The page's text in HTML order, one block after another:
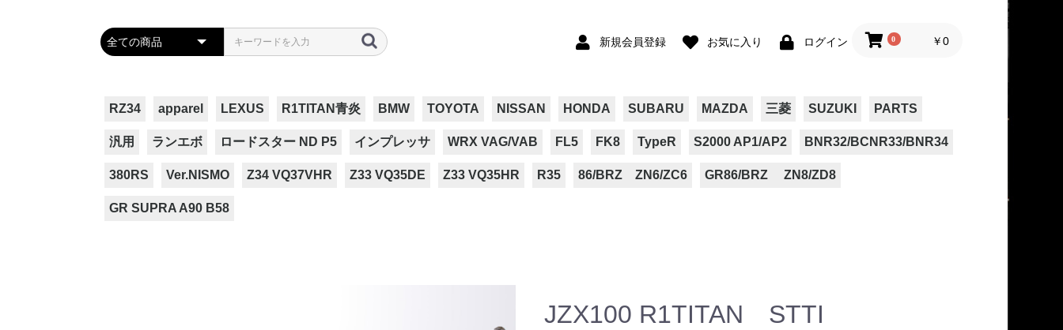
新規会員登録 お気に入り ログイン 0 ￥0
RZ34 apparel LEXUS R1TITAN青炎 BMW TOYOTA NISSAN HONDA SUBARU MAZDA 三菱 SUZUKI PARTS
汎用 ランエボ ロードスター ND P5 インプレッサ WRX VAG/VAB FL5 FK8 TypeR S2000 AP1/AP2 BNR32/BCNR33/BNR34
380RS Ver.NISMO Z34 VQ37VHR Z33 VQ35DE Z33 VQ35HR R35 86/BRZ ZN6/ZC6 GR86/BRZ ZN8/ZD8
GR SUPRA A90 B58
JZX100 R1TITAN STTI